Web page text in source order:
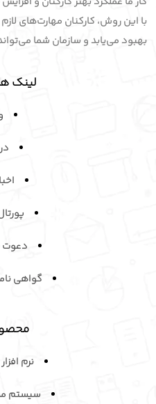
با این روش، کارکنان مهارت‌های
بهبود می‌یابد و سازمان شما
لینک
دعوت
گواهی
نرم
سیستم